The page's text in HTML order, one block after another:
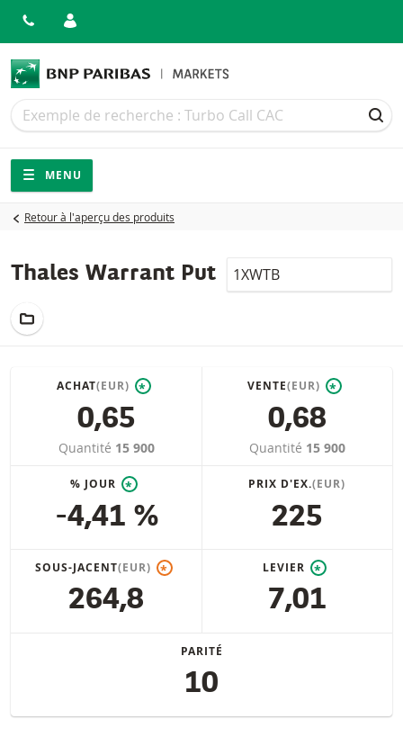
Recherche
Recherche
Navigation
Navigation sur le site
MENU
Retour à l'aperçu des produits
Thales Warrant Put LocalCode
ACHAT(EUR) *
0,65
Quantité 15 900
VENTE(EUR) *
0,68
Quantité 15 900
% JOUR *
-4,41 %
PRIX D'EX.(EUR)
225
SOUS-JACENT(EUR) *
264,8
LEVIER *
7,01
PARITÉ
10